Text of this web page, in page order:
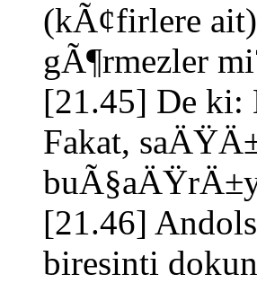
(kÃ¢firlere
gÃ¶rmezler
[21.45] De ki:
Fakat,
[21.46]
biresinti